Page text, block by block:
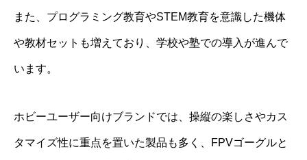
また、プログラミング教育やSTEM教育を意識した機体
や教材セットも増えており、学校や塾での導入が進んで
います。
ホビーユーザー向けブランドでは、操縦の楽しさやカス
タマイズ性に重点を置いた製品も多く、FPVゴーグルと